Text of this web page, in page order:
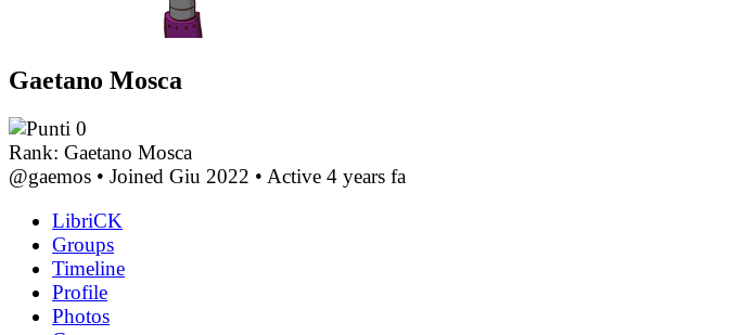
Gaetano Mosca
0
Rank: Gaetano Mosca
@gaemos • Joined Giu 2022 • Active 4 years fa
LibriCK
Groups
Timeline
Profile
Photos